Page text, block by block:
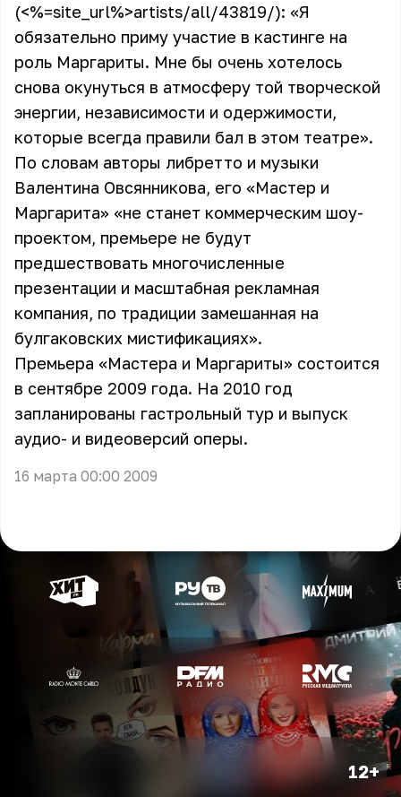
(<%=site_url%>artists/all/43819/): «Я
обязательно приму участие в кастинге на
роль Маргариты. Мне бы очень хотелось
снова окунуться в атмосферу той творческой
энергии, независимости и одержимости,
которые всегда правили бал в этом театре».
По словам авторы либретто и музыки
Валентина Овсянникова, его «Мастер и
Маргарита» «не станет коммерческим шоу-
проектом, премьере не будут
предшествовать многочисленные
презентации и масштабная рекламная
компания, по традиции замешанная на
булгаковских мистификациях».
Премьера «Мастера и Маргариты» состоится
в сентябре 2009 года. На 2010 год
запланированы гастрольный тур и выпуск
аудио- и видеоверсий оперы.
16 марта 00:00 2009
12+